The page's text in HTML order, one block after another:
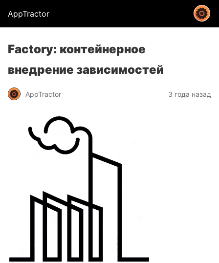
AppTractor
Factory: контейнерное
внедрение зависимостей
AppTractor 3 года назад